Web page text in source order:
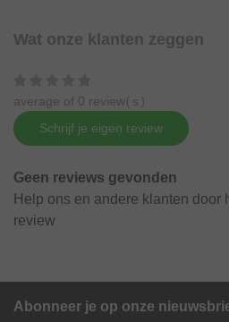
Wat onze klanten zeggen
average of 0 review(s)
Schrijf je eigen review
Geen reviews gevonden
Help ons en andere klanten door
review
Abonneer je op onze